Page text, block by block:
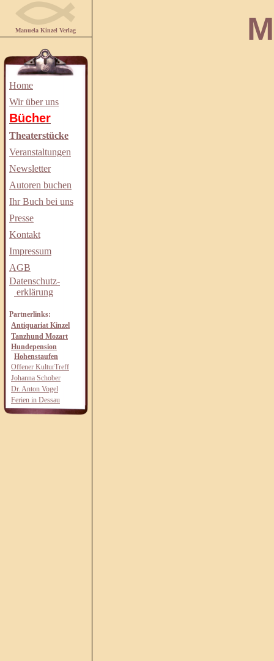
Manuela Kinzel Verlag
Home
Wir über uns
Bücher
Theaterstücke
Veranstaltungen
Newsletter
Autoren buchen
Ihr Buch bei uns
Presse
Kontakt
Impressum
AGB
Datenschutz-
erklärung
Partnerlinks:
Antiquariat Kinzel
Tanzhund Mozart
Hundepension
Hohenstaufen
Offener KulturTreff
Johanna Schober
Dr. Anton Vogel
Ferien in Dessau